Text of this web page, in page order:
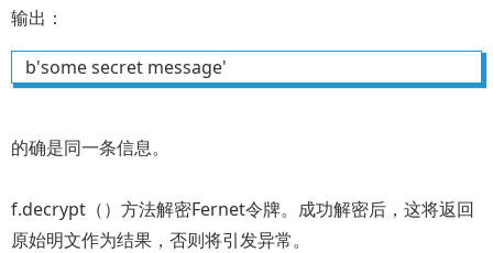
输出：
b'some secret message'
的确是同一条信息。
f.decrypt（）方法解密Fernet令牌。成功解密后，这将返回
原始明文作为结果，否则将引发异常。